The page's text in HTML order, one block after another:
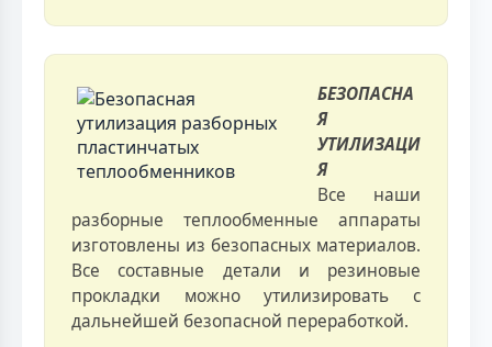
БЕЗОПАСНА
Я
УТИЛИЗАЦИ
Я
Все наши
разборные теплообменные аппараты
изготовлены из безопасных материалов.
Все составные детали и резиновые
прокладки можно утилизировать с
дальнейшей безопасной переработкой.